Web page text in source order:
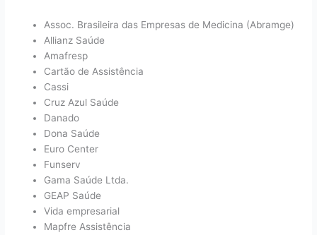
Assoc. Brasileira das Empresas de Medicina (Abramge)
Allianz Saúde
Amafresp
Cartão de Assistência
Cassi
Cruz Azul Saúde
Danado
Dona Saúde
Euro Center
Funserv
Gama Saúde Ltda.
GEAP Saúde
Vida empresarial
Mapfre Assistência